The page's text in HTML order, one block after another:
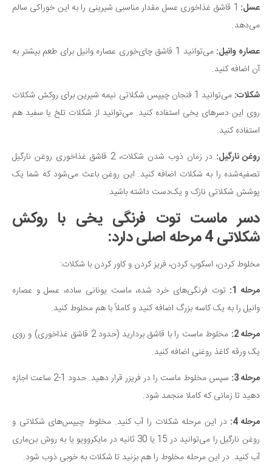
اخبار
عسل:
1 قاشق غذاخوری عسل مقدار مناسبی شیرینی را به این خوراکی سالم
می‌دهد.
عصاره وانیل:
می‌توانید 1 قاشق چای‌خوری عصاره وانیل برای طعم بیشتر به
آن اضافه کنید.
شکلات:
می‌توانید 1 فنجان چیپس شکلاتی نیمه شیرین برای روکش شکلات
روی این دسر‌های یخی استفاده کنید. می‌توانید از شکلات تلخ یا سفید هم
استفاده کنید.
روغن نارگیل:
در زمان ذوب شدن شکلات، 2 قاشق غذاخوری روغن نارگیل
تصفیه‌شده را به شکلات اضافه کنید. این روغن باعث می‌شود که شما یک
پوشش شکلاتی نازک و یک‌دست داشته باشید.
دسر ماست توت فرنگی یخی با روکش
شکلاتی 4 مرحله اصلی دارد:
مخلوط کردن، اسکوپ کردن، فریز کردن و کاور کردن با شکلات:
مرحله 1:
توت فرنگی‌های خرد شده، ماست یونانی ساده، عسل و عصاره
وانیل را به یک کاسه بزرگ اضافه کنید و کاملاً با هم مخلوط کنید.
مرحله 2:
مخلوط ماست را با قاشق بردارید (حدود 2 قاشق غذاخوری) و روی
یک ورقه کاغذ روغنی اضافه کنید.
مرحله 3:
سپس مخلوط ماست را در فریزر قرار دهید. حدود 1-2 ساعت اجازه
دهید تا زمانی که کاملا منجمد شود.
مرحله 4:
در این مرحله شکلات را آب کنید. مخلوط چیپس‌های شکلاتی و
روغن نارگیل را می‌توانید در 15 یا 30 ثانیه در مایکروویو یا به روش بن‌ماری
آب کنید. در این مرحله مخلوط را هم بزنید تا شکلات به خوبی ذوب شود.